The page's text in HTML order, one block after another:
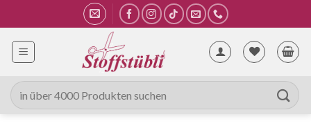
Inhalt
springen
Suche
nach: